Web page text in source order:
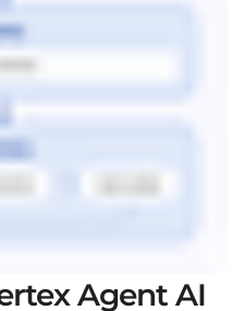
Agent AI